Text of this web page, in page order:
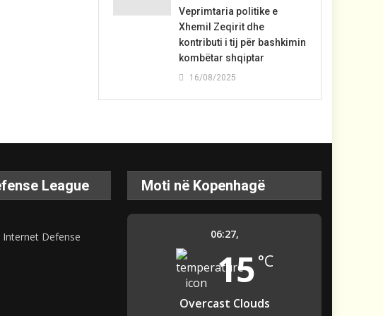
Veprimtaria politike e
Xhemil Zeqirit dhe
kontributi i tij për bashkimin
kombëtar shqiptar
16/08/2025
League Moti në Kopenhagë
06:27,
15 °C
Overcast Clouds